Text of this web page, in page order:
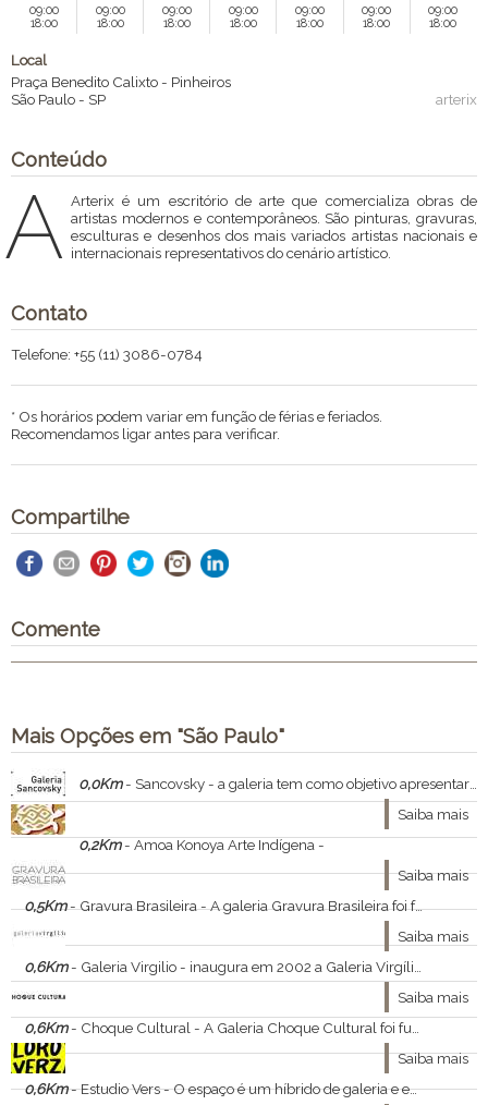
09:00
18:00
09:00
18:00
09:00
18:00
09:00
18:00
09:00
18:00
09:00
18:00
09:00
18:00
Local
Praça Benedito Calixto - Pinheiros
São Paulo - SP arterix
Conteúdo
A Arterix é um escritório de arte que comercializa obras de
artistas modernos e contemporâneos. São pinturas, gravuras,
esculturas e desenhos dos mais variados artistas nacionais e
internacionais representativos do cenário artístico.
Contato
Telefone: +55 (11) 3086-0784
* Os horários podem variar em função de férias e feriados.
Recomendamos ligar antes para verificar.
Compartilhe
Comente
Mais Opções em "São Paulo"
0,0Km- Sancovsky - a galeria tem como objetivo apresentar uma significativa produção de artistas jovens e de artistas já consolidados
Saiba mais
0,2Km- Amoa Konoya Arte Indígena -
Saiba mais
0,5Km- Gravura Brasileira - A galeria Gravura Brasileira foi fundada em 1998 por Alberto Fuks e Eduardo Besen com a proposta de mostrar a gravura histórica e contemporânea em toda a sua diversidade com exposições temporárias e obras de acervo.
Saiba mais
0,6Km- Galeria Virgilio - inaugura em 2002 a Galeria Virgílio, que se apresenta no mercado de arte direcionada à produção de artistas jovens contemporâneos e artistas surgidos principalmente a partir dos anos 80, que consolidaram presença no cenário da arte brasileira.
Saiba mais
0,6Km- Choque Cultural - A Galeria Choque Cultural foi fundada em 2004 e transformou-se numa das principais referências globais
Saiba mais
0,6Km- Estudio Vers - O espaço é um híbrido de galeria e estúdio.